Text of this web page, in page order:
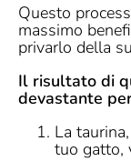
Questo
massimo
privarlo della
Il risultato di
devastante
La
tuo gatto,